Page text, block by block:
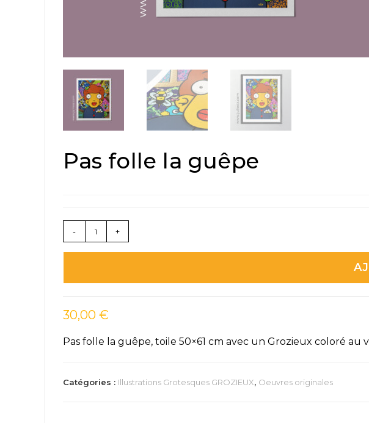
Pas folle la guêpe
quantité
de
- +
30,00 €
Pas folle la guêpe, toile 50×61 cm avec un Grozieux coloré
Catégories : Illustrations Grotesques GROZIEUX, Oeuvres originales